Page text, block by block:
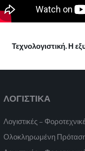
Τεχνολογιστική. Η
ΛΟΓΙΣΤΙΚΑ
Λογιστικές –
Ολοκληρωμένη